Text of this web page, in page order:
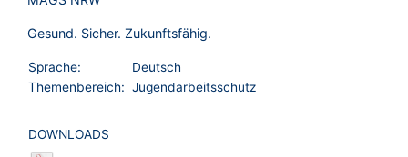
Gesund. Sicher. Zukunftsfähig.
Sprache:
Deutsch
Themenbereich: Jugendarbeitsschutz
DOWNLOADS